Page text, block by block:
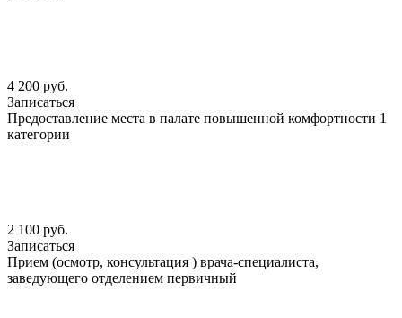
4 200 руб.
Записаться
Предоставление места в палате повышенной комфортности 1
категории
2 100 руб.
Записаться
Прием (осмотр, консультация ) врача-специалиста,
заведующего отделением первичный